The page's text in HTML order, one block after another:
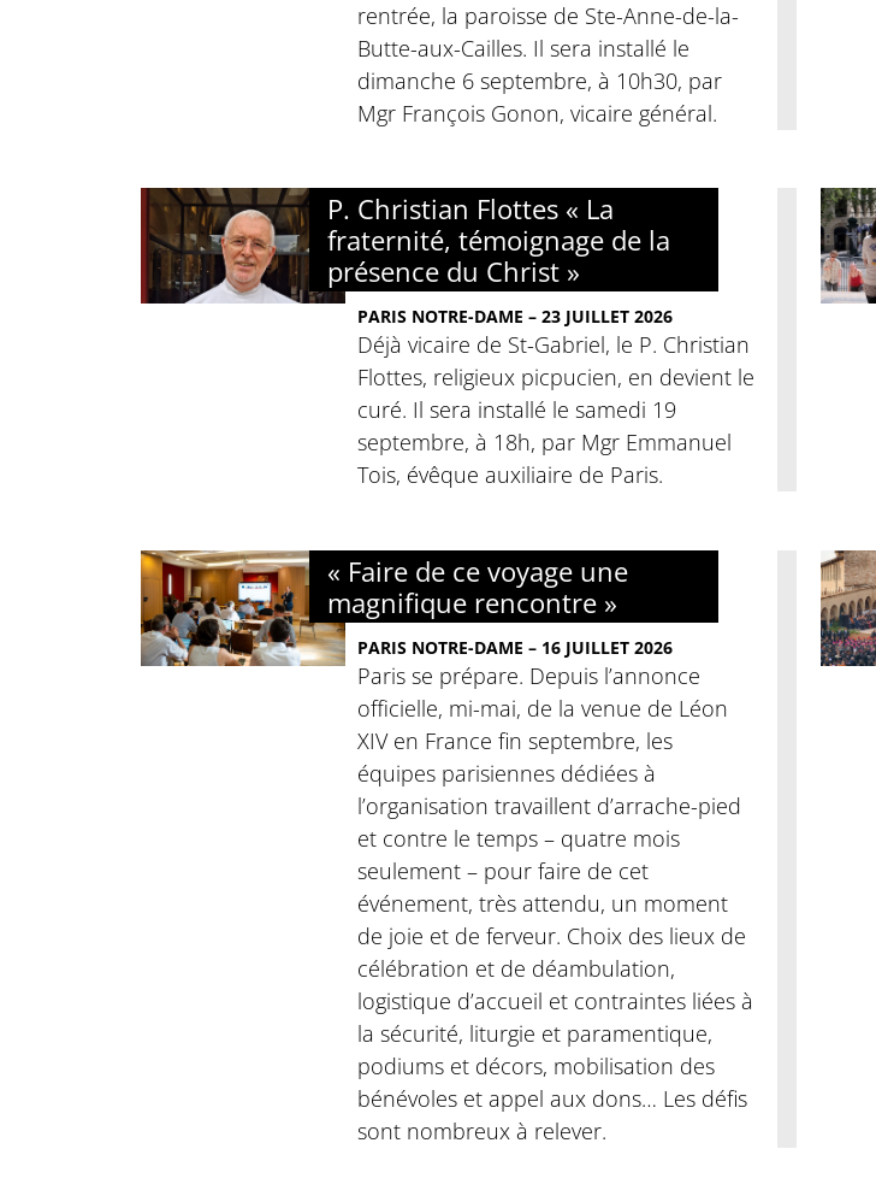
rentrée, la paroisse de Ste-Anne-de-la-
Butte-aux-Cailles. Il sera installé le
dimanche 6 septembre, à 10h30, par
Mgr François Gonon, vicaire général.
P. Christian Flottes « La
fraternité, témoignage de la
présence du Christ »
PARIS NOTRE-DAME – 23 JUILLET 2026
Déjà vicaire de St-Gabriel, le P. Christian
Flottes, religieux picpucien, en devient le
curé. Il sera installé le samedi 19
septembre, à 18h, par Mgr Emmanuel
Tois, évêque auxiliaire de Paris.
« Faire de ce voyage une
magnifique rencontre »
PARIS NOTRE-DAME – 16 JUILLET 2026
Paris se prépare. Depuis l’annonce
officielle, mi-mai, de la venue de Léon
XIV en France fin septembre, les
équipes parisiennes dédiées à
l’organisation travaillent d’arrache-pied
et contre le temps – quatre mois
seulement – pour faire de cet
événement, très attendu, un moment
de joie et de ferveur. Choix des lieux de
célébration et de déambulation,
logistique d’accueil et contraintes liées à
la sécurité, liturgie et paramentique,
podiums et décors, mobilisation des
bénévoles et appel aux dons… Les défis
sont nombreux à relever.